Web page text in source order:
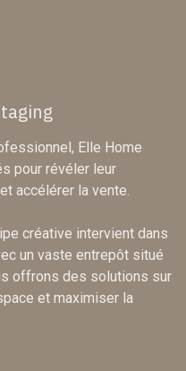
Elle Home
pour révéler leur
accélérer la vente.
créative intervient dans
un vaste entrepôt situé
offrons des solutions sur
et maximiser la